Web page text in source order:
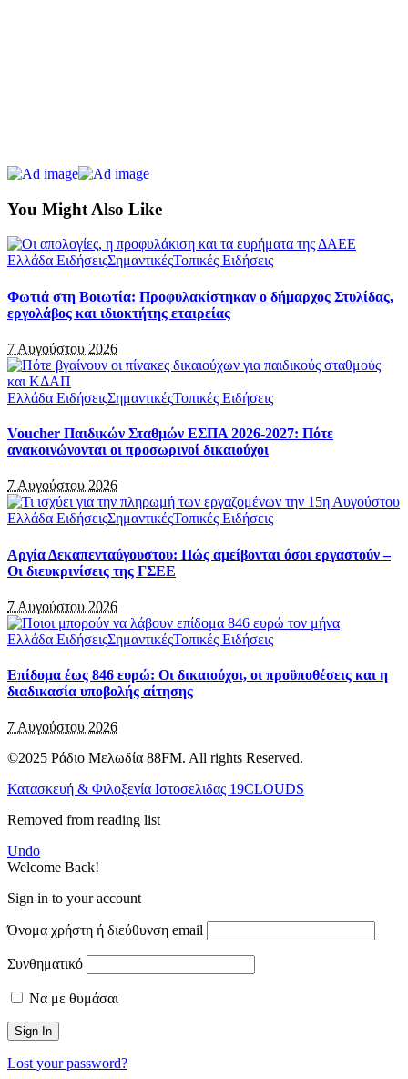
You Might Also Like
Ελλάδα ΕιδήσειςΣημαντικέςΤοπικές Ειδήσεις
Φωτιά στη Βοιωτία: Προφυλακίστηκαν ο δήμαρχος Στυλίδας,
εργολάβος και ιδιοκτήτης εταιρείας
7 Αυγούστου 2026
Ελλάδα ΕιδήσειςΣημαντικέςΤοπικές Ειδήσεις
Voucher Παιδικών Σταθμών ΕΣΠΑ 2026-2027: Πότε
ανακοινώνονται οι προσωρινοί δικαιούχοι
7 Αυγούστου 2026
Ελλάδα ΕιδήσειςΣημαντικέςΤοπικές Ειδήσεις
Αργία Δεκαπενταύγουστου: Πώς αμείβονται όσοι εργαστούν –
Οι διευκρινίσεις της ΓΣΕΕ
7 Αυγούστου 2026
Ελλάδα ΕιδήσειςΣημαντικέςΤοπικές Ειδήσεις
Επίδομα έως 846 ευρώ: Οι δικαιούχοι, οι προϋποθέσεις και η
διαδικασία υποβολής αίτησης
7 Αυγούστου 2026
©2025 Ράδιο Μελωδία 88FM. All rights Reserved.
Κατασκευή & Φιλοξενία Ιστοσελιδας 19CLOUDS
Removed from reading list
Undo
Welcome Back!
Sign in to your account
Όνομα χρήστη ή διεύθυνση email
Συνθηματικό
Να με θυμάσαι
Lost your password?